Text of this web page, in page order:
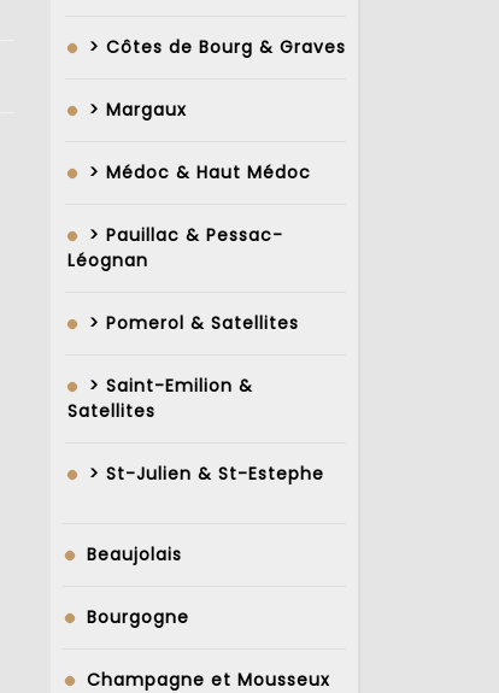
> Côtes de Bourg & Graves
> Margaux
> Médoc & Haut Médoc
> Pauillac & Pessac-
Léognan
> Pomerol & Satellites
> Saint-Emilion &
Satellites
> St-Julien & St-Estephe
Beaujolais
Bourgogne
Champagne et Mousseux